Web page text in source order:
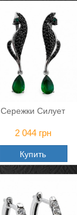
Сережки Силует
2 044грн
Купить